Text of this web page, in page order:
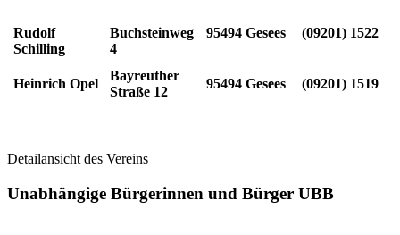
Rudolf
Schilling
Buchsteinweg
4
95494 Gesees (09201) 1522
Heinrich Opel
Bayreuther
Straße 12
95494 Gesees (09201) 1519
Detailansicht des Vereins
Unabhängige Bürgerinnen und Bürger UBB